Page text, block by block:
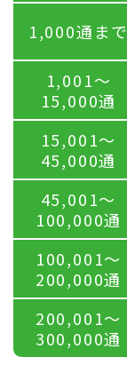
1,000通まで
1,001〜
15,000通
15,001〜
45,000通
45,001〜
100,000通
100,001〜
200,000通
200,001〜
300,000通